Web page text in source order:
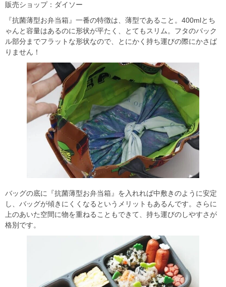
販売ショップ：ダイソー
『抗菌薄型お弁当箱』一番の特徴は、薄型であること。400mlとち
ゃんと容量はあるのに形状が平たく、とてもスリム。フタのバック
ル部分までフラットな形状なので、とにかく持ち運びの際にかさば
りません！
バッグの底に『抗菌薄型お弁当箱』を入れれば中敷きのように安定
し、バッグが傾きにくくなるというメリットもあるんです。さらに
上のあいた空間に物を重ねることもできて、持ち運びのしやすさが
格別です。